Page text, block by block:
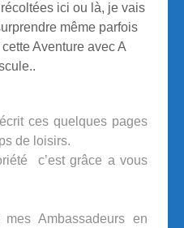
ici ou là, je vais
même parfois
Aventure avec A
ces quelques pages
de loisirs.
c’est grâce a vous
Ambassadeurs en